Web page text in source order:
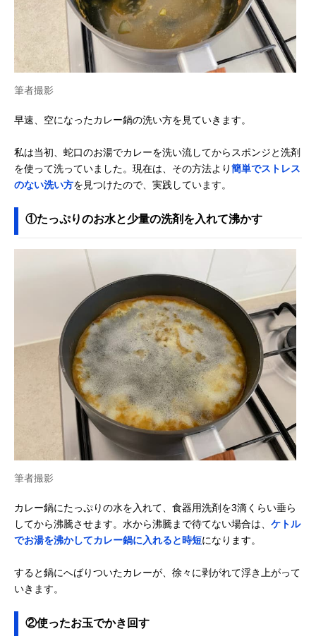
筆者撮影
早速、空になったカレー鍋の洗い方を見ていきます。
私は当初、蛇口のお湯でカレーを洗い流してからスポンジと洗剤
を使って洗っていました。現在は、その方法より簡単でストレス
のない洗い方を見つけたので、実践しています。
①たっぷりのお水と少量の洗剤を入れて沸かす
筆者撮影
カレー鍋にたっぷりの水を入れて、食器用洗剤を3滴くらい垂ら
してから沸騰させます。水から沸騰まで待てない場合は、 ケトル
でお湯を沸かしてカレー鍋に入れると時短になります。
すると鍋にへばりついたカレーが、徐々に剥がれて浮き上がって
いきます。
②使ったお玉でかき回す